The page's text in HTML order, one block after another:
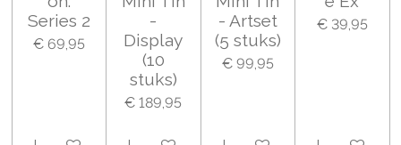
Series 2
€ 69,95
-
Display
(10
stuks)
€ 189,95
- Artset
(5 stuks)
€ 99,95
€ 39,95